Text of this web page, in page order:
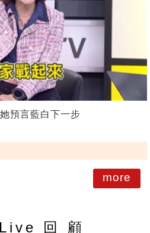
預言藍白下一步
more
回 顧